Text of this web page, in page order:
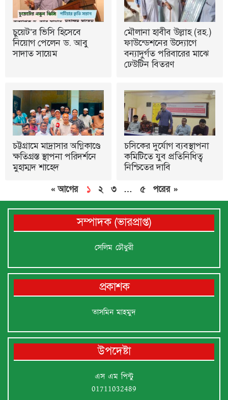
চুয়েট’র ভিসি হিসেবে
নিয়োগ পেলেন ড. আবু
সাদাত সায়েম
মৌলানা হাবীব উল্লাহ (রহ.)
ফাউন্ডেশনের উদ্যোগে
বন্যাদুর্গত পরিবারের মাঝে
ঢেউটিন বিতরণ
চট্টগ্রামে মাদ্রাসার অগ্নিকাণ্ডে
ক্ষতিগ্রস্ত স্থাপনা পরিদর্শনে
মুহাম্মদ শাহেদ
চসিকের দুর্যোগ ব্যবস্থাপনা
কমিটিতে যুব প্রতিনিধিত্ব
নিশ্চিতের দাবি
« আগের ১ ২ ৩ … ৫ পরের »
সম্পাদক (ভারপ্রাপ্ত)
সেলিম চৌধুরী
প্রকাশক
তাসমিন মাহমুদ
উপদেষ্টা
এস এম পিন্টু
01711032489